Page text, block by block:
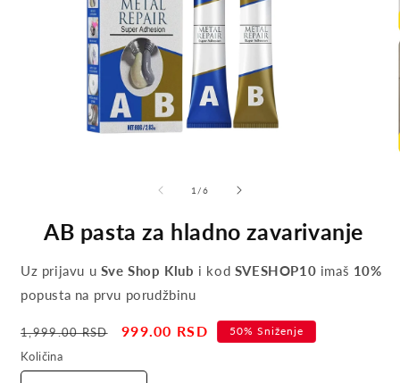
1 /of
6
AB pasta za hladno zavarivanje
Uz prijavu u Sve Shop Klub i kod SVESHOP10 imaš 10%
popusta na prvu porudžbinu
Regular
price
1,999.00 RSD
Sale
999.00 RSD 50% Sniženje
Količina